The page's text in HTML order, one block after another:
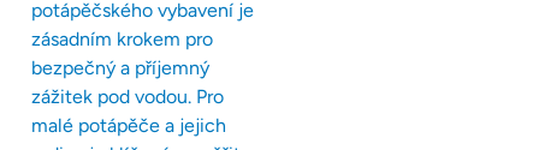
potápěčského vybavení je
zásadním krokem pro
bezpečný a příjemný
zážitek pod vodou. Pro
malé potápěče a jejich